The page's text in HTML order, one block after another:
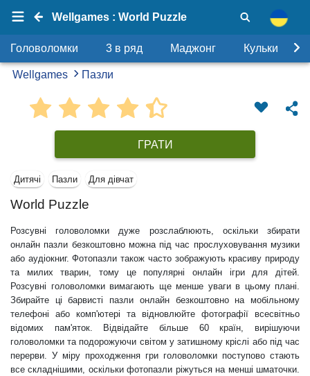
Wellgames : World Puzzle
Головоломки 3 в ряд Маджонг Кульки
Wellgames Пазли
ГРАТИ
Дитячі Пазли Для дівчат
World Puzzle
Розсувні головоломки дуже розслаблюють, оскільки збирати
онлайн пазли безкоштовно можна під час прослуховування музики
або аудіокниг. Фотопазли також часто зображують красиву природу
та милих тварин, тому це популярні онлайн ігри для дітей.
Розсувні головоломки вимагають ще менше уваги в цьому плані.
Збирайте ці барвисті пазли онлайн безкоштовно на мобільному
телефоні або комп'ютері та відновлюйте фотографії всесвітньо
відомих пам'яток. Відвідайте більше 60 країн, вирішуючи
головоломки та подорожуючи світом у затишному кріслі або під час
перерви. У міру проходження гри головоломки поступово стають
все складнішими, оскільки фотопазли ріжуться на менші шматочки.